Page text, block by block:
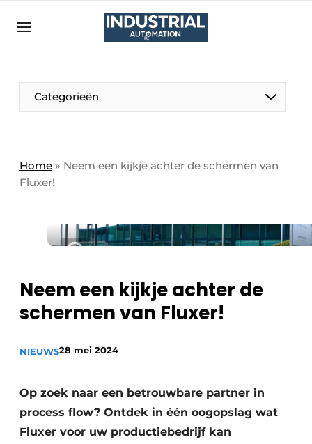
Aanmelden
Bedrijven
Bedrijven
Direct contact
Eigen content aanleveren
Home
Vacature aanmelden
Video’s
Categorieën
Home » Neem een kijkje achter de schermen van
Fluxer!
Neem een kijkje achter de
schermen van Fluxer!
NIEUWS28 mei 2024
Op zoek naar een betrouwbare partner in
process flow? Ontdek in één oogopslag wat
Fluxer voor uw productiebedrijf kan